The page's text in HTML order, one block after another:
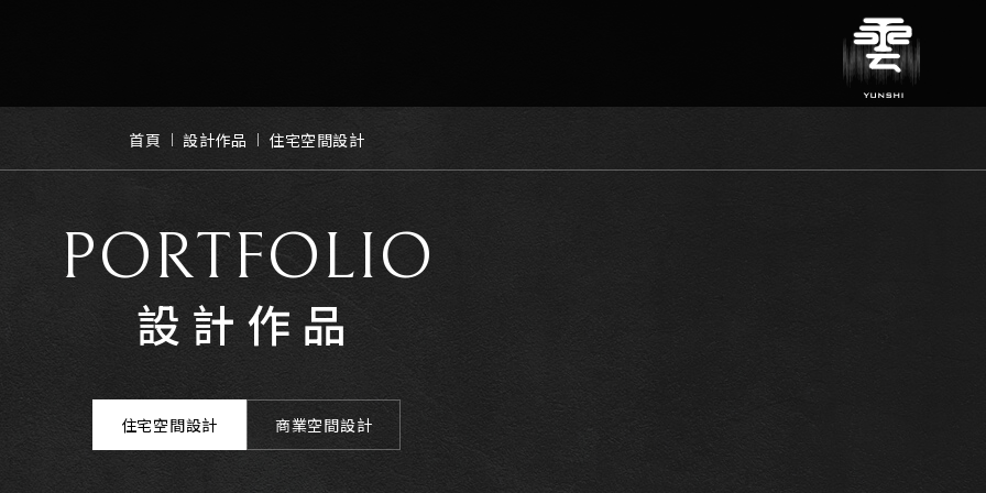
首頁 設計作品 住宅空間設計
PORTFOLIO
設計作品
住宅空間設計 商業空間設計